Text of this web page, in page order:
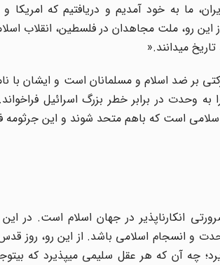
ما به خود آمدیم و دریافتیم که
این رو، ملت مجاهدان در فلسطین، انقلاب
می‏دانند».
بر ضد اسلام و مسلمانان است و ایشان با
وحدت در برابر خطر بزرگ اسرائیل
انکارناپذیر در جهان اسلام است. در
و انسجام اسلامی باشد. از این رو، روز
چه آن که هر عقل سلیمی می‏پذیرد که